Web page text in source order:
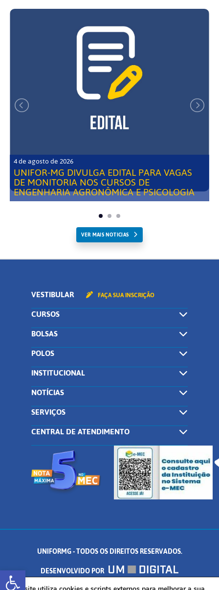
Abrir a barra de ferramentas
4 de agosto de 2026
UNIFOR-MG DIVULGA EDITAL PARA VAGAS
DE MONITORIA NOS CURSOS DE
ENGENHARIA AGRONÔMICA E PSICOLOGIA
VER MAIS NOTICIAS
VESTIBULAR FAÇA SUA INSCRIÇÃO
CURSOS
BOLSAS
POLOS
INSTITUCIONAL
NOTÍCIAS
SERVIÇOS
CENTRAL DE ATENDIMENTO
UNIFORMG - TODOS OS DIREITOS RESERVADOS.
DESENVOLVIDO POR